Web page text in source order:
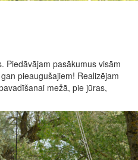
Piedāvājam pasākumus visām
pieaugušajiem! Realizējam
mežā, pie jūras,